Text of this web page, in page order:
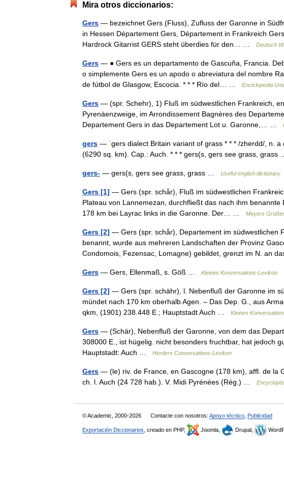
Mira otros diccionarios:
Gers — bezeichnet Gers (Fluss), Zufluss der Garonne in
in Hessen Département Gers, Département in Frankreich
Hardrock Gitarrist GERS steht überdies für den… …
Deutsch
Gers — ● Gers es un departamento de Gascuña, Francia.
o simplemente Gers es un apodo o abreviatura del nombre
de fútbol de Glasgow, Escocia. * * * Río del… …
Enciclopedia
Gers — (spr. Schehr), 1) Fluß im südwestlichen Frankreich,
Pyrenäenzweige, im Arrondissement Bagnères des
Departement Gers in das Departement Lot u. Garonne,… …
gers — ˈgers dialect Britain variant of grass * * * /zherdd/, n.
(6290 sq. km). Cap.: Auch. * * * gers(s, gers see grass,
gers- — gers(s, gers see grass, grass … Useful english dictionary
Gers [1] — Gers (spr. schǟr), Fluß im südwestlichen
Plateau von Lannemezan, durchfließt das nach ihm
178 km bei Layrac links in die Garonne. Der… …
Meyers
Gers [2] — Gers (spr. schǟr), Departement im südwestlichen
benannt, wurde aus mehreren Landschaften der Provinz
Condomois, Fezensac, Lomagne) gebildet, grenzt im N. an
Gers — Gers, Ellenmaß, s. Göß … Kleines Konversations-Lexikon
Gers [2] — Gers (spr. schähr), l. Nebenfluß der Garonne im
mündet nach 170 km oberhalb Agen. – Das Dep. G., aus
qkm, (1901) 238.448 E.; Hauptstadt Auch …
Kleines
Gers — (Schär), Nebenfluß der Garonne, von dem das
308000 E., ist hügelig. nicht besonders fruchtbar, hat jedoch
Hauptstadt: Auch …
Herders Conversations-Lexikon
Gers — (le) riv. de France, en Gascogne (178 km), affl. de la
ch. l. Auch (24 728 hab.). V. Midi Pyrénées (Rég.) …
© Academic, 2000-2026 Contacte con nosotros: Apoyo técnico Publicidad
Exportación Diccionarios , creado en PHP, Joomla, Drupal,